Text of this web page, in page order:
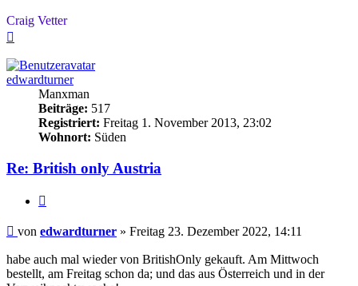
Craig Vetter
edwardturner
Manxman
Beiträge: 517
Registriert: Freitag 1. November 2013, 23:02
Wohnort: Süden
Re: British only Austria
Beitrag
von edwardturner » Freitag 23. Dezember 2022, 14:11
habe auch mal wieder von BritishOnly gekauft. Am Mittwoch
bestellt, am Freitag schon da; und das aus Österreich und in der